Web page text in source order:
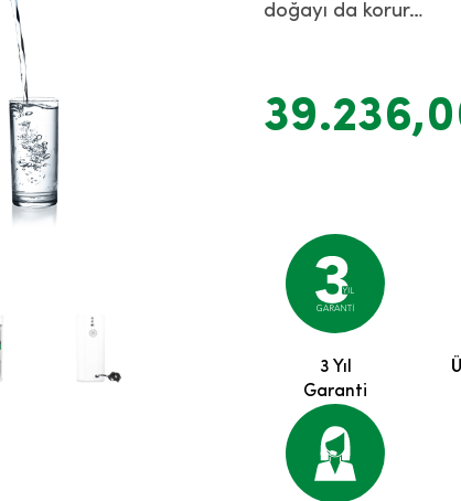
doğayı da korur…
3 Yıl
Garanti